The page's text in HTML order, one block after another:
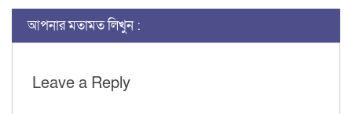
আপনার মতামত লিখুন :
Leave a Reply